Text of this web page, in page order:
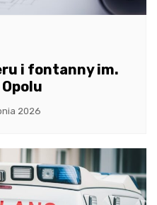
i fontanny im.
2026